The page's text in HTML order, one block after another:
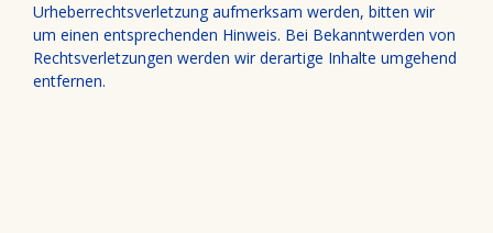
Urheberrechtsverletzung aufmerksam werden, bitten wir
um einen entsprechenden Hinweis. Bei Bekanntwerden von
Rechtsverletzungen werden wir derartige Inhalte umgehend
entfernen.